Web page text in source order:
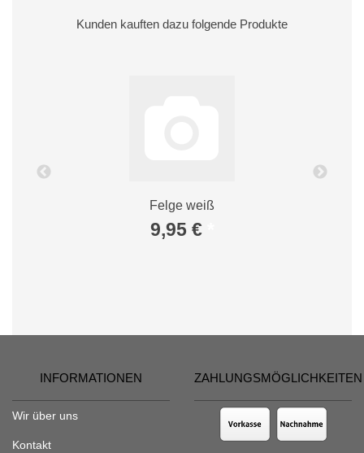
Kunden kauften dazu folgende Produkte
Felge weiß
9,95 €
INFORMATIONEN
Wir über uns
Kontakt
ZAHLUNGSMÖGLICHKEITEN